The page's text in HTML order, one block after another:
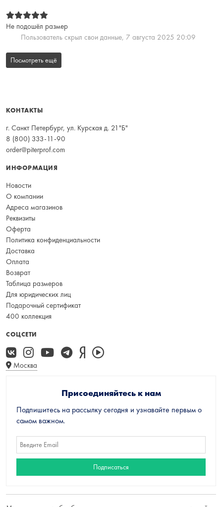
Не подошёл размер
Пользователь скрыл свои данные, 7 августа 2025 20:09
Посмотреть ещё
КОНТАКТЫ
г. Санкт Петербург, ул. Курская д. 21"Б"
8 (800) 333-11-90
order@piterprof.com
ИНФОРМАЦИЯ
Новости
О компании
Адреса магазинов
Реквизиты
Оферта
Политика конфиденциальности
Доставка
Оплата
Возврат
Таблица размеров
Для юридических лиц
Подарочный сертификат
400 коллекция
СОЦСЕТИ
Москва
Присоединяйтесь к нам
Подпишитесь на рассылку сегодня и узнавайте первым о
самом важном.